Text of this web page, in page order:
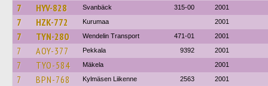
7 HYV-828 Svanbäck 315-00 2001
7 HZK-772 Kurumaa 2001
7 TYN-280 Wendelin Transport 471-01 2001
7 AOY-377 Pekkala 9392 2001
7 TYO-584 Mäkela 2001
7 BPN-768 Kylmäsen Liikenne 2563 2001